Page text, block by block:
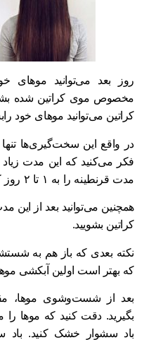
بعد می‌توانید موهای
موی کراتین شده
می‌توانید موهای خود
واقع این سخت‌گیری‌ها تنها
می‌کنید که این مدت زیاد
قرنطینه را به ۱ تا ۲ روز کاهش دهید.
می‌توانید بعد از این
بشویید.
بعدی که باز هم به
بهتر است اولین آبکشی موها
از شست‌و‌شوی موها،
دقت کنید که موها را
سشوار خشک کنید. باد